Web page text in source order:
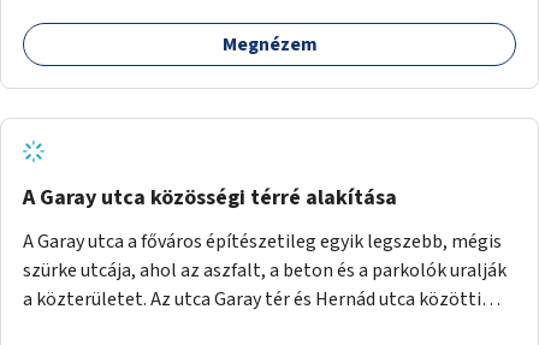
Megnézem
A Garay utca közösségi térré alakítása
A Garay utca a főváros építészetileg egyik legszebb, mégis
szürke utcája, ahol az aszfalt, a beton és a parkolók uralják
a közterületet. Az utca Garay tér és Hernád utca közötti